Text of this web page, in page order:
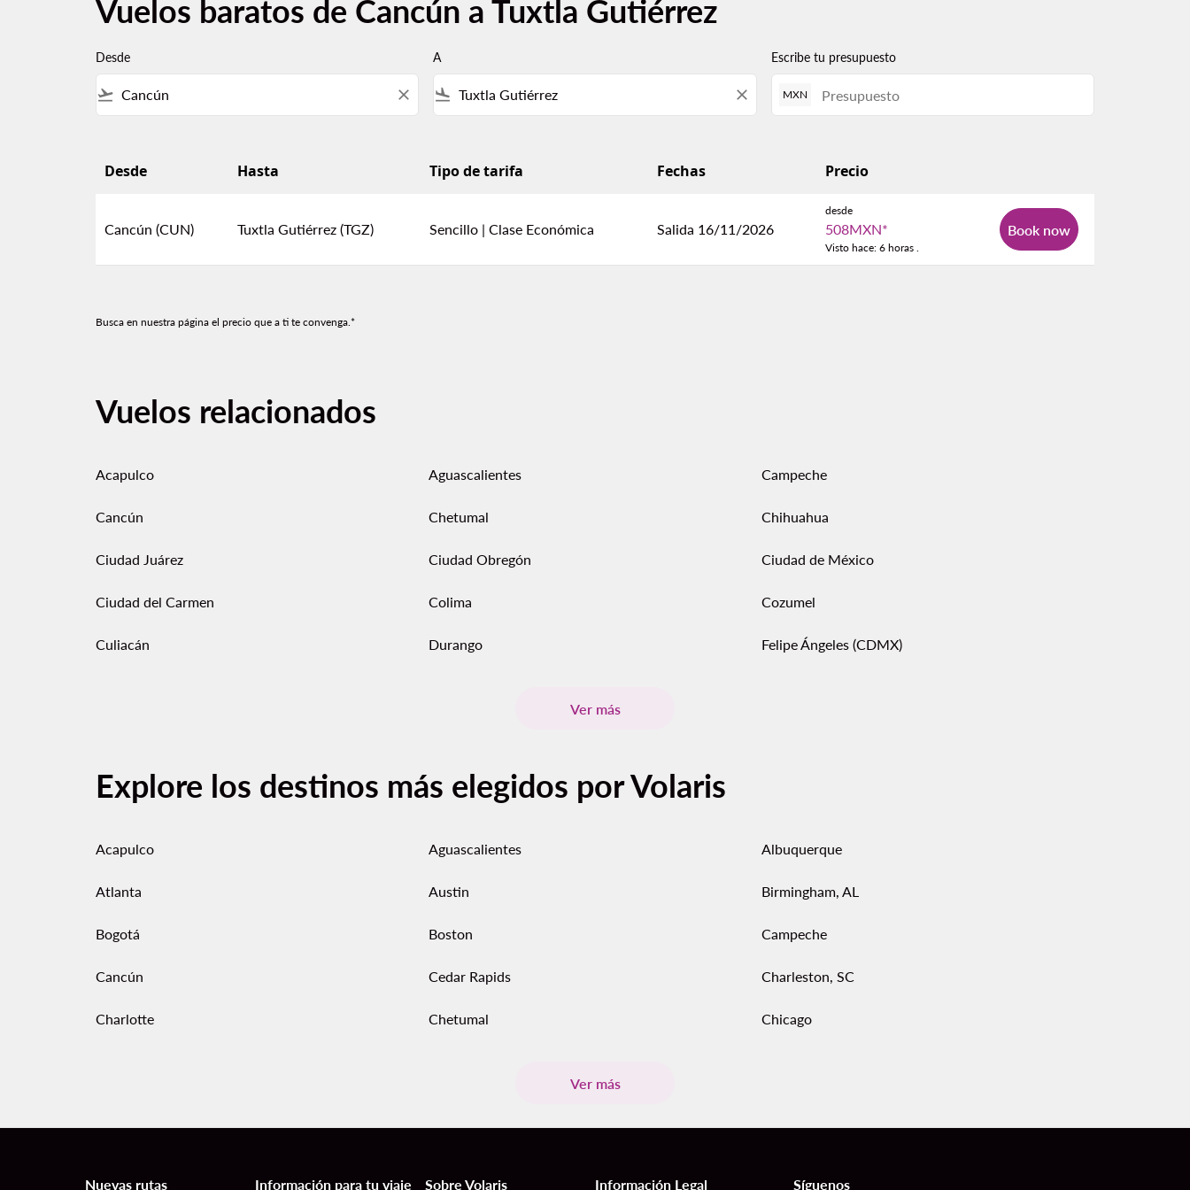
Vuelos baratos de Cancún a Tuxtla Gutiérrez
Desde
flight_takeoff close
A
flight_land close
Escribe tu presupuesto
MXN
Desde Hasta Tipo de tarifa Fechas Precio
Cancún (CUN) Tuxtla Gutiérrez (TGZ) Sencillo | Clase Económica Salida 16/11/2026
desde
508MXN*
Visto hace: 6 horas .
Book now
Busca en nuestra página el precio que a ti te convenga.*
Vuelos relacionados
Acapulco Aguascalientes Campeche
Cancún Chetumal Chihuahua
Ciudad Juárez Ciudad Obregón Ciudad de México
Ciudad del Carmen Colima Cozumel
Culiacán Durango Felipe Ángeles (CDMX)
Ver más
Explore los destinos más elegidos por Volaris
Acapulco Aguascalientes Albuquerque
Atlanta Austin Birmingham, AL
Bogotá Boston Campeche
Cancún Cedar Rapids Charleston, SC
Charlotte Chetumal Chicago
Ver más
Nuevas rutas Información para tu viaje Sobre Volaris Información Legal Síguenos